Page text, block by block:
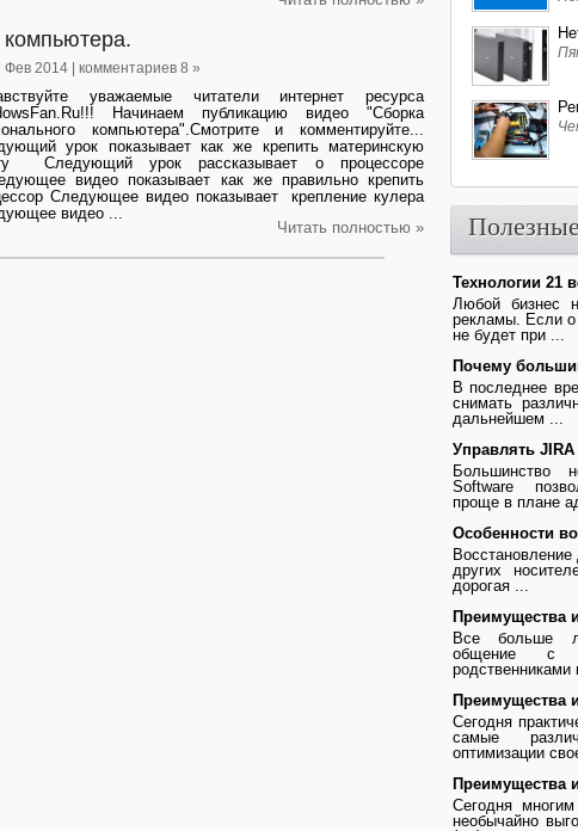
Фев 2014 | комментариев 8 »
уважаемые читатели интернет ресурса
Начинаем публикацию видео "Сборка
компьютера".Смотрите и комментируйте...
урок показывает как же крепить материнскую
Следующий урок рассказывает о процессоре
видео показывает как же правильно крепить
Следующее видео показывает крепление кулера
видео ...
Читать полностью »
Технологии 21
Любой бизнес
рекламы. Если о
не будет при ...
Почему
В последнее
снимать
дальнейшем ...
Управлять
Большинство
Software
проще в плане
Особенности
других
дорогая ...
Преимущества
Все больше
общение с
Преимущества
Сегодня
самые
оптимизации
Преимущества
Сегодня
необычайно